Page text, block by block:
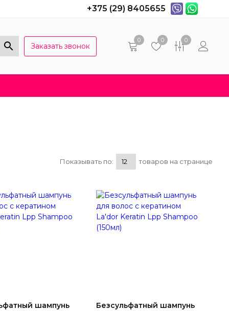
+375 (29) 8405655
Заказать звонок
0 0 0
Показывать по: товаров на странице
шампунь
Безсульфатный шампунь